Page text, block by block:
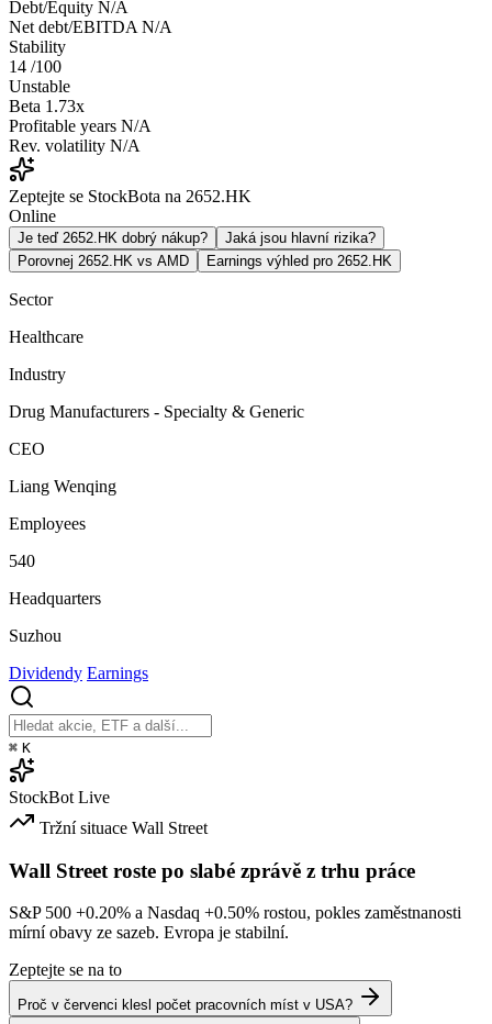
Debt/Equity N/A
Net debt/EBITDA N/A
Stability
14 /100
Unstable
Beta 1.73x
Profitable years N/A
Rev. volatility N/A
Zeptejte se StockBota na 2652.HK
Online
Je teď 2652.HK dobrý nákup?
Jaká jsou hlavní rizika?
Porovnej 2652.HK vs AMD
Earnings výhled pro 2652.HK
Sector
Healthcare
Industry
Drug Manufacturers - Specialty & Generic
CEO
Liang Wenqing
Employees
540
Headquarters
Suzhou
Dividendy Earnings
⌘ K
StockBot Live
Tržní situace Wall Street
Wall Street roste po slabé zprávě z trhu práce
S&P 500 +0.20% a Nasdaq +0.50% rostou, pokles zaměstnanosti
mírní obavy ze sazeb. Evropa je stabilní.
Zeptejte se na to
Proč v červenci klesl počet pracovních míst v USA?